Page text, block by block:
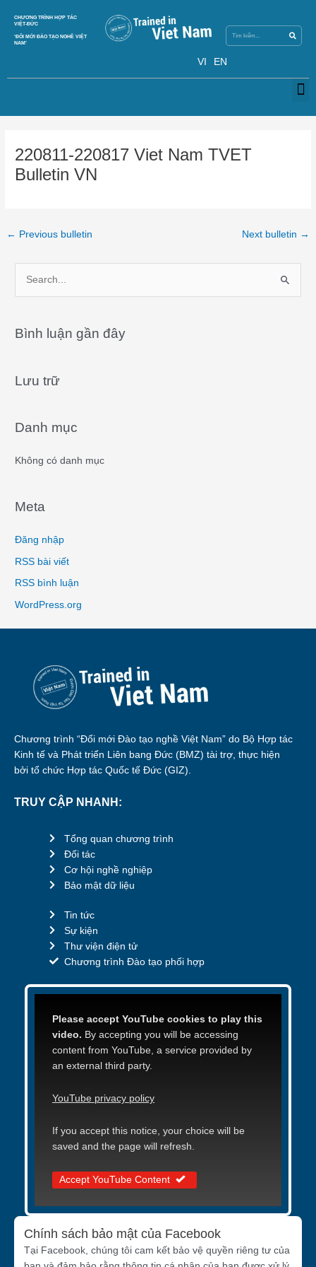
content
CHƯƠNG TRÌNH HỢP TÁC
VIỆT-ĐỨC
‘ĐỔI MỚI ĐÀO TẠO NGHỀ VIỆT
NAM’
VI EN
220811-220817 Viet Nam TVET
Bulletin VN
← Previous bulletin Next bulletin →
r
h
:
Bình luận gần đây
Lưu trữ
Danh mục
Không có danh mục
Meta
Đăng nhập
RSS bài viết
RSS bình luận
WordPress.org
Chương trình “Đổi mới Đào tạo nghề Việt Nam” do Bộ Hợp tác
Kinh tế và Phát triển Liên bang Đức (BMZ) tài trợ, thực hiện
bởi tổ chức Hợp tác Quốc tế Đức (GIZ).
TRUY CẬP NHANH:
Tổng quan chương trình
Đối tác
Cơ hội nghề nghiệp
Bảo mật dữ liệu
Tin tức
Sự kiện
Thư viện điện tử
Chương trình Đào tạo phối hợp
Please accept YouTube cookies to play this
video. By accepting you will be accessing
content from YouTube, a service provided by
an external third party.
YouTube privacy policy
If you accept this notice, your choice will be
saved and the page will refresh.
Accept YouTube Content
Chính sách bảo mật của Facebook
Tại Facebook, chúng tôi cam kết bảo vệ quyền riêng tư của